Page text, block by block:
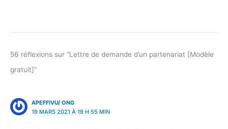
56 réflexions sur “Lettre de demande d’un partenariat [Modèle
gratuit]”
APEFFIVU/ ONG
19 MARS 2021 À 19 H 55 MIN